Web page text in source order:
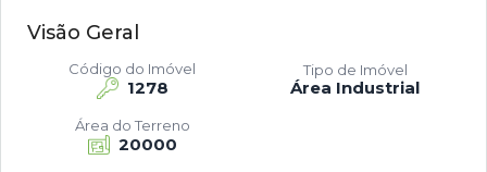
Visão Geral
1278
Código do Imóvel
Área Industrial
Tipo de Imóvel
20000
Área do Terreno